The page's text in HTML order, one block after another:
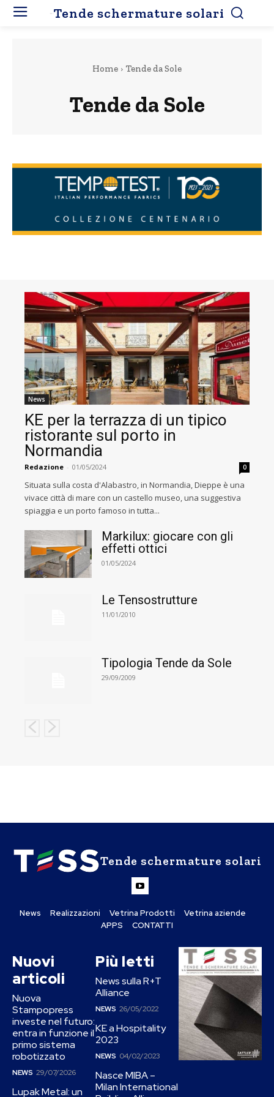
Tende schermature solari
Home Tende da Sole
Tende da Sole
News
KE per la terrazza di un tipico
ristorante sul porto in
Normandia
Redazione - 01/05/2024 0
Situata sulla costa d'Alabastro, in Normandia, Dieppe è una
vivace città di mare con un castello museo, una suggestiva
spiaggia e un porto famoso in tutta...
Markilux: giocare con gli
effetti ottici
01/05/2024
Le Tensostrutture
11/01/2010
Tipologia Tende da Sole
29/09/2009
Tende schermature solari
News Realizzazioni Vetrina Prodotti
Vetrina aziende
APPS
CONTATTI
Nuovi
articoli
Nuova
Stampopress
investe nel futuro:
entra in funzione il
primo sistema
robotizzato
NEWS 29/07/2026
Lupak Metal: un
Più letti
News sulla R+T
Alliance
NEWS 26/05/2022
KE a Hospitality
2023
NEWS 04/02/2023
Nasce MIBA –
Milan International